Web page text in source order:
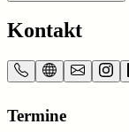
Kontakt
Termine